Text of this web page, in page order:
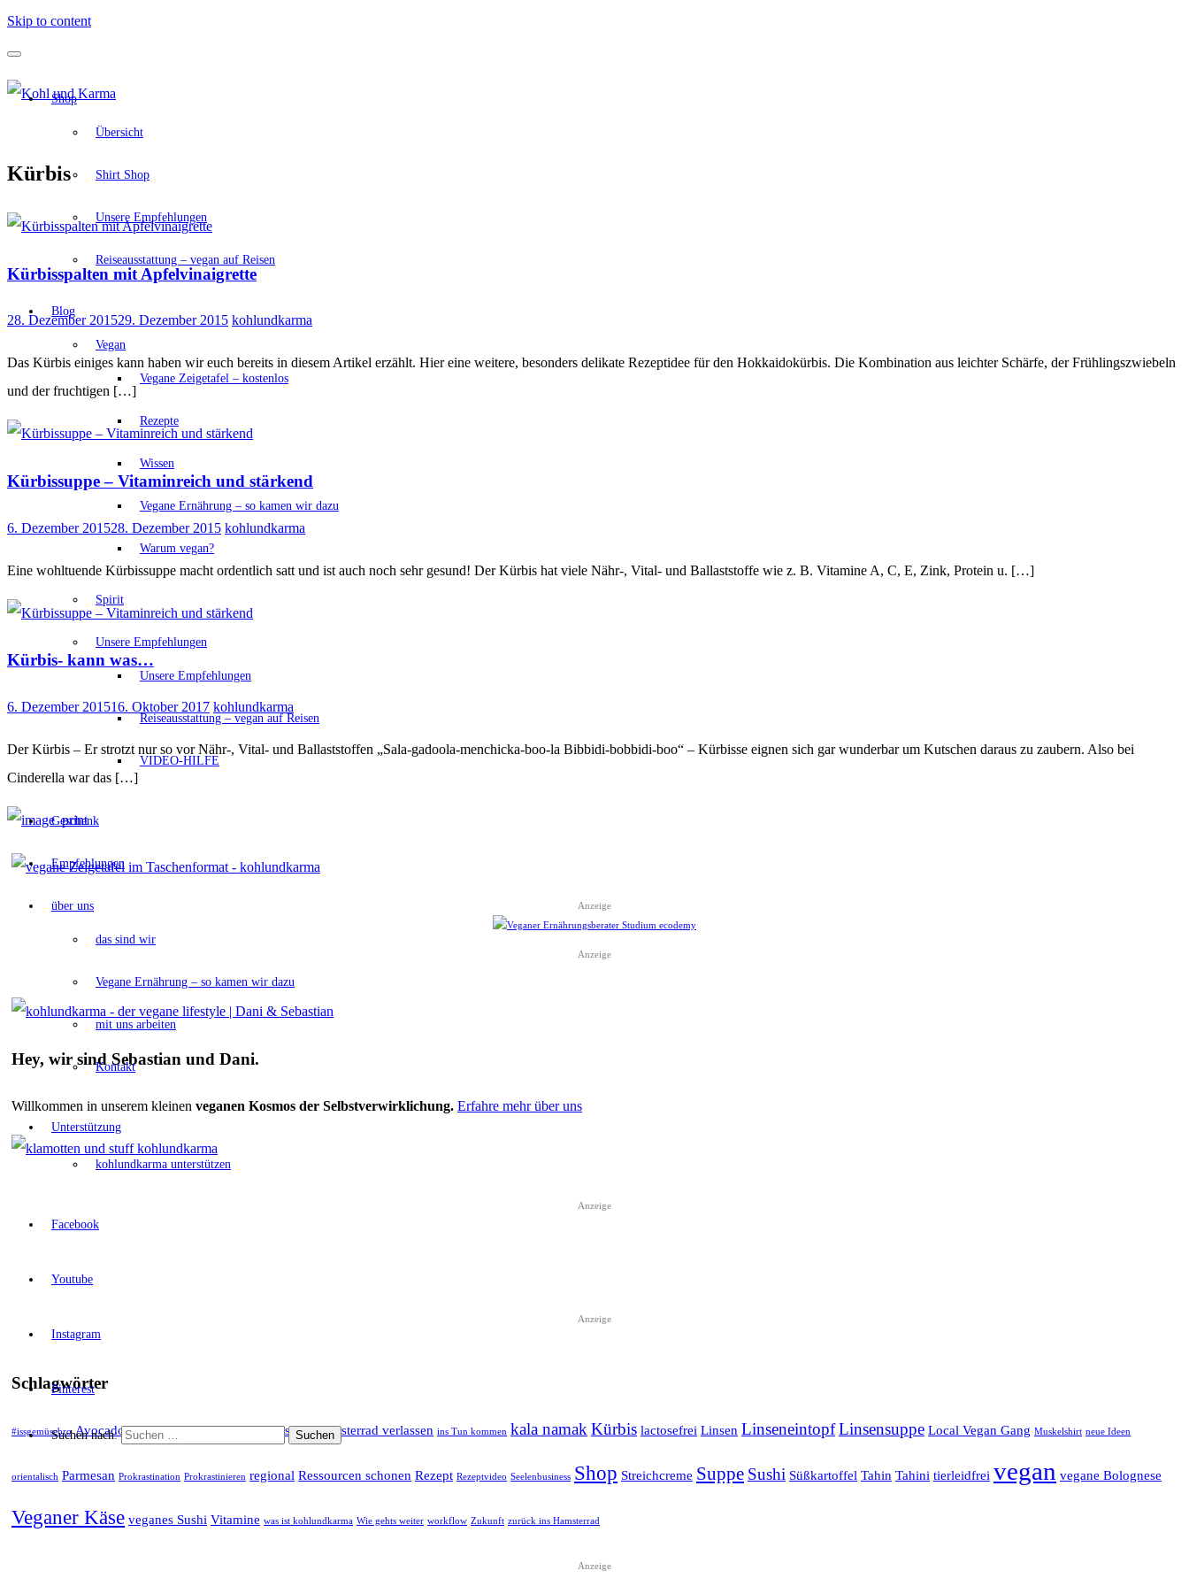
Skip to content
Shop
Übersicht
Shirt Shop
Unsere Empfehlungen
Reiseausstattung – vegan auf Reisen
Blog
Vegan
Vegane Zeigetafel – kostenlos
Rezepte
Wissen
Vegane Ernährung – so kamen wir dazu
Warum vegan?
Spirit
Unsere Empfehlungen
Unsere Empfehlungen
Reiseausstattung – vegan auf Reisen
VIDEO-HILFE
Geschenk
Empfehlungen
über uns
das sind wir
Vegane Ernährung – so kamen wir dazu
mit uns arbeiten
Kontakt
Unterstützung
kohlundkarma unterstützen
Facebook
Youtube
Instagram
Pinterest
Suchen nach:
Kürbis
Kürbisspalten mit Apfelvinaigrette
28. Dezember 201529. Dezember 2015 kohlundkarma
Das Kürbis einiges kann haben wir euch bereits in diesem Artikel erzählt. Hier eine weitere, besonders delikate Rezeptidee für den Hokkaidokürbis. Die Kombination aus leichter Schärfe, der Frühlingszwiebeln
und der fruchtigen […]
Kürbissuppe – Vitaminreich und stärkend
6. Dezember 201528. Dezember 2015 kohlundkarma
Eine wohltuende Kürbissuppe macht ordentlich satt und ist auch noch sehr gesund! Der Kürbis hat viele Nähr-, Vital- und Ballaststoffe wie z. B. Vitamine A, C, E, Zink, Protein u. […]
Kürbis- kann was…
6. Dezember 201516. Oktober 2017 kohlundkarma
Der Kürbis – Er strotzt nur so vor Nähr-, Vital- und Ballaststoffen „Sala-gadoola-menchicka-boo-la Bibbidi-bobbidi-boo“ – Kürbisse eignen sich gar wunderbar um Kutschen daraus zu zaubern. Also bei
Cinderella war das […]
Anzeige
Anzeige
Hey, wir sind Sebastian und Dani.
Willkommen in unserem kleinen veganen Kosmos der Selbstverwirklichung. Erfahre mehr über uns
Anzeige
Anzeige
Schlagwörter
#issgemüsebro Avocado deftig Dip Frischkäse gesund Hamsterrad verlassen ins Tun kommen kala namak Kürbis lactosefrei Linsen LinseneintopfLinsensuppe Local Vegan Gang Muskelshirt neue Ideen
orientalisch Parmesan Prokrastination Prokrastinieren regional Ressourcen schonen Rezept Rezeptvideo Seelenbusiness Shop Streichcreme Suppe Sushi Süßkartoffel Tahin Tahini tierleidfrei vegan vegane Bolognese
Veganer Käse veganes Sushi Vitamine was ist kohlundkarma Wie gehts weiter workflow Zukunft zurück ins Hamsterrad
Anzeige